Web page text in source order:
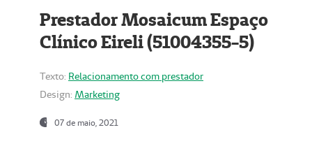
Prestador Mosaicum Espaço
Clínico Eireli (51004355-5)
Texto: Relacionamento com prestador
Design: Marketing
07 de maio, 2021